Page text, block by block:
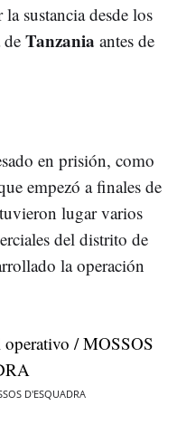
sustancia desde los
deTanzania antes de
en prisión, como
empezó a finales de
lugar varios
del distrito de
la operación
D'ESQUADRA